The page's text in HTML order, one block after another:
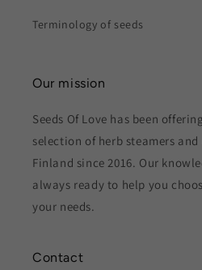
Terminology of seeds
Our mission
Seeds Of Love has been
selection of herb steamers
Finland since 2016. Our
always ready to help you
your needs.
Contact